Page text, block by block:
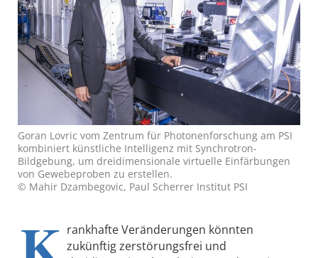
Goran Lovric vom Zentrum für Photonenforschung am PSI
kombiniert künstliche Intelligenz mit Synchrotron-
Bildgebung, um dreidimensionale virtuelle Einfärbungen
von Gewebeproben zu erstellen.
© Mahir Dzambegovic, Paul Scherrer Institut PSI
rankhafte Veränderungen könnten
zukünftig zerstörungsfrei und